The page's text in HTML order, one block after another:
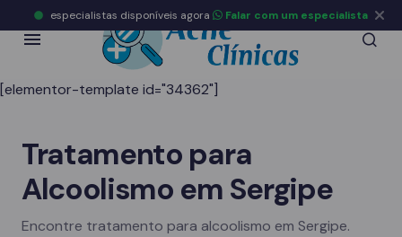
[elementor-template id="34362"]
Tratamento para
Alcoolismo em Sergipe
Encontre tratamento para alcoolismo em Sergipe.
especialistas disponíveis agora Falar com um especialista